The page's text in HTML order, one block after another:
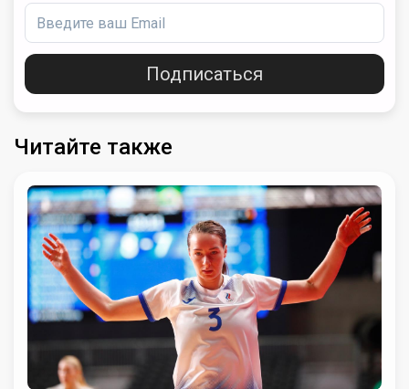
Подписаться
Читайте также